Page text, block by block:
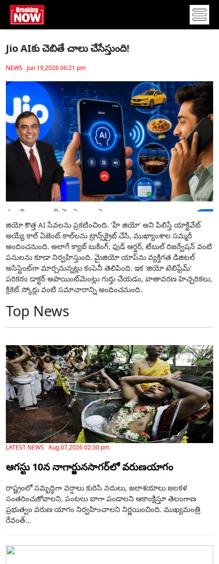
Jio AIకు చెబితే చాలు చేసేస్తుంది!
NEWS Jun 19,2026 06:21 pm
జియో కొత్త AI సేవలను ప్రకటించింది. ‘హే జియో’ అని పిలిస్తే యాక్టివేట్
అయ్యే కాల్ ఏజెంట్ కాల్‌లను ట్రాన్స్‌క్రైబ్ చేసి, ముఖ్యాంశాల సమ్మరీ
అందించనుంది. అలాగే క్యాబ్ బుకింగ్, ఫుడ్ ఆర్డర్, టేబుల్ రిజర్వేషన్ వంటి
పనులను కూడా నిర్వహిస్తుంది. మైజియో యాప్‌ను వ్యక్తిగత డిజిటల్
అసిస్టెంట్‌గా మార్చనున్నట్లు కంపెనీ తెలిపింది. ఇక ‘జియో టెలిఫ్రేమ్’
పరికరం డాక్టర్ అపాయింట్‌మెంట్లు గుర్తు చేయడం, వాతావరణ హెచ్చరికలు,
క్రికెట్ స్కోర్లు వంటి సమాచారాన్ని అందించనుంది.
Top News
LATEST NEWS Aug 07,2026 02:30 pm
ఆగస్టు 10న నాగార్జునసాగర్‌లో వరుణయాగం
రాష్ట్రంలో సమృద్ధిగా వర్షాలు కురిసి నదులు, జలాశయాలు జలకళ
సంతరించుకోవాలని, పంటలు బాగా పండాలని ఆకాంక్షిస్తూ తెలంగాణ
ప్రభుత్వం వరుణ యాగం నిర్వహించాలని నిర్ణయించింది. ముఖ్యమంత్రి
రేవంత్...